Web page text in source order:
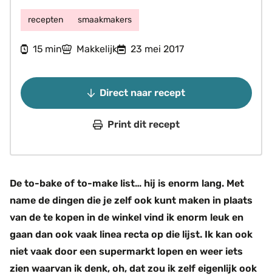
recepten smaakmakers
15minuten
min Makkelijk 23 mei 2017
Direct naar recept
Print dit recept
De to-bake of to-make list… hij is enorm lang. Met
name de dingen die je zelf ook kunt maken in plaats
van de te kopen in de winkel vind ik enorm leuk en
gaan dan ook vaak linea recta op die lijst. Ik kan ook
niet vaak door een supermarkt lopen en weer iets
zien waarvan ik denk, oh, dat zou ik zelf eigenlijk ook